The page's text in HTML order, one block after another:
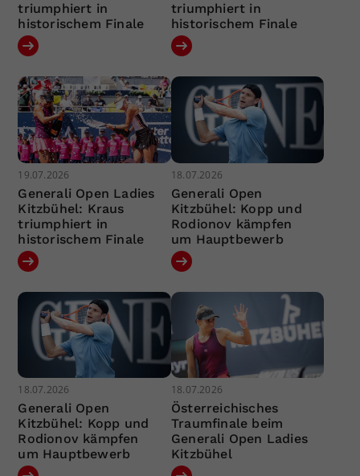
triumphiert in
historischem Finale
triumphiert in
historischem Finale
19.07.2026
Generali Open Ladies
Kitzbühel: Kraus
triumphiert in
historischem Finale
18.07.2026
Generali Open
Kitzbühel: Kopp und
Rodionov kämpfen
um Hauptbewerb
18.07.2026
Generali Open
Kitzbühel: Kopp und
Rodionov kämpfen
um Hauptbewerb
18.07.2026
Österreichisches
Traumfinale beim
Generali Open Ladies
Kitzbühel